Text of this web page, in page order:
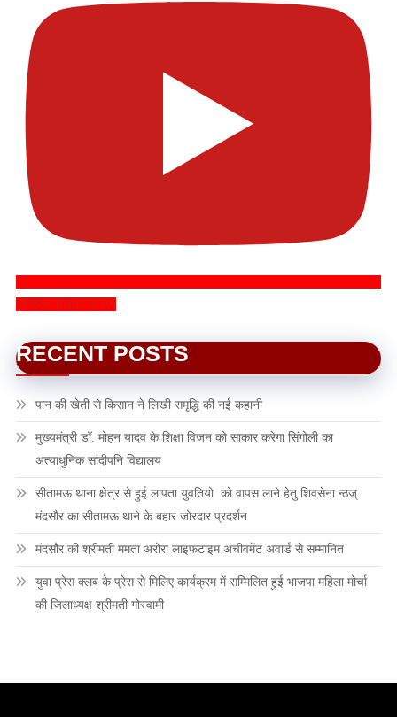
SUBSCRIBE NOW
RECENT POSTS
पान की खेती से किसान ने लिखी समृद्धि की नई कहानी
मुख्यमंत्री डॉ. मोहन यादव के शिक्षा विजन को साकार करेगा सिंगोली का
अत्याधुनिक सांदीपनि विद्यालय
सीतामऊ थाना क्षेत्र से हुई लापता युवतियो को वापस लाने हेतु शिवसेना न्ठज्
मंदसौर का सीतामऊ थाने के बहार जोरदार प्रदर्शन
मंदसौर की श्रीमती ममता अरोरा लाइफटाइम अचीवमेंट अवार्ड से सम्मानित
युवा प्रेस क्लब के प्रेस से मिलिए कार्यक्रम में सम्मिलित हुई भाजपा महिला मोर्चा
की जिलाध्यक्ष श्रीमती गोस्वामी